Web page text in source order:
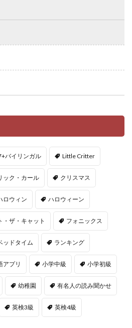
バイリンガル Little Critter
ック・カール クリスマス
ロウィン ハロウィーン
・ザ・キャット フォニックス
ッドタイム ランキング
アプリ 小学中級 小学初級
幼稚園 有名人の読み聞かせ
英検3級 英検4級